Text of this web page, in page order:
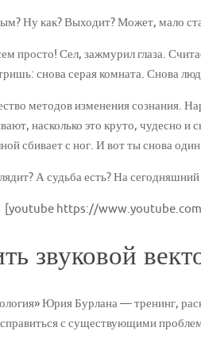
Ну как? Выходит? Может, мало
просто! Сел, зажмурил глаза.
снова серая комната. Снова
методов изменения сознания.
насколько это круто, чудесно и
сбивает с ног. И вот ты снова
А судьба есть? На
[youtube https://
звуковой
Юрия Бурлана — тренинг,
с существующими